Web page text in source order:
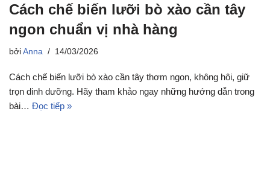
Cách chế biến lưỡi bò xào cần tây
ngon chuẩn vị nhà hàng
bởi Anna 14/03/2026
Cách chế biến lưỡi bò xào cần tây thơm ngon, không hôi, giữ
trọn dinh dưỡng. Hãy tham khảo ngay những hướng dẫn trong
bài… Đọc tiếp »